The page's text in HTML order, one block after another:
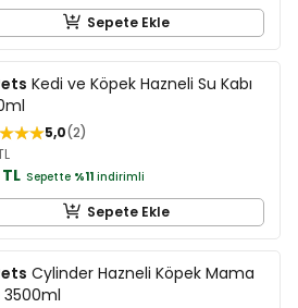
Sepete Ekle
Kedi ve Köpek Hazneli Su Kabı
5,0 2
Sepette %11 indirimli
Sepete Ekle
Cylinder Hazneli Köpek Mama
3500ml